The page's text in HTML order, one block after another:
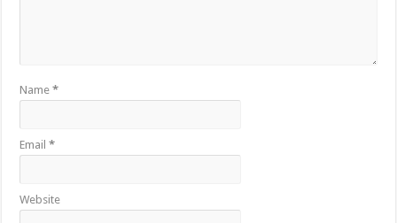
Name*
Email*
Website